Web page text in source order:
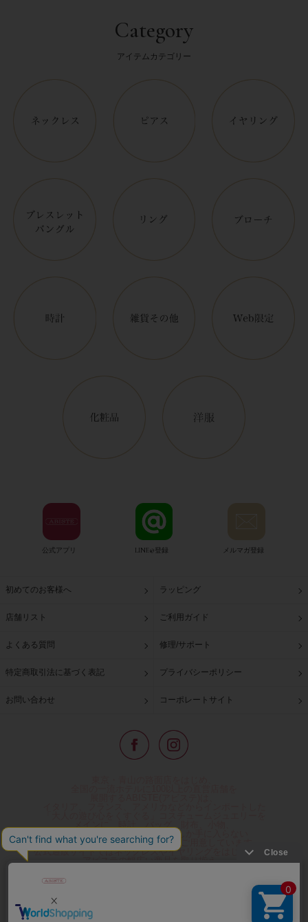
Category
アイテムカテゴリー
公式アプリ LINE@登録 メルマガ登録
初めてのお客様へ ラッピング
店舗リスト ご利用ガイド
よくある質問 修理/サポート
特定商取引法に基づく表記 プライバシーポリシー
お問い合わせ コーポレートサイト
メインに、時計、バッグ、財布、小物、
レディースウェアや、ここでしか手に入らない
オリジナルアイテムなどを幅広くご用意しています。
公式通販サイトではネックレスやイヤリングをはじめとする
アビステの幅広い商品を取り揃え、
心躍るインポートアクセサリーや時計、小物などで、
お客様の日常をほんの少し豊かにし、